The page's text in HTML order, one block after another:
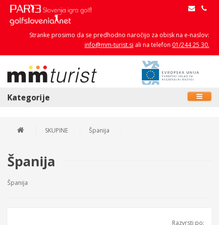
Stranke prosimo da se predhodno naročijo za obisk na e-naslov:
info@mm-turist.si ali na telefon 01/244 25 30.
Kategorije
SKUPINE Španija
Španija
Španija
Razvrsti po: